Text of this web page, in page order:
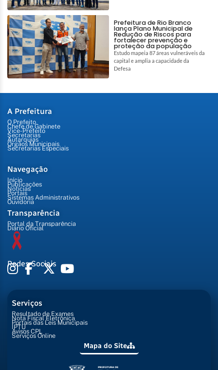
Prefeitura de Rio Branco
lança Plano Municipal de
Redução de Riscos para
fortalecer prevenção e
proteção da população
Estudo mapeia 87 áreas vulneráveis da
capital e amplia a capacidade da
Defesa
A Prefeitura
O Prefeito
Chefe de Gabinete
Vice-Prefeito
Secretarias
Autarquias
Órgãos Municipais
Secretarias Especiais
Navegação
Início
Publicações
Notícias
Portais
Sistemas Administrativos
Ouvidoria
Transparência
Portal da Transparência
Diário Oficial
Redes Sociais
Serviços
Resultado de Exames
Nota Fiscal Eletrônica
Portais das Leis Municipais
IPTU
Avisos CPL
Serviços Online
Mapa do Site